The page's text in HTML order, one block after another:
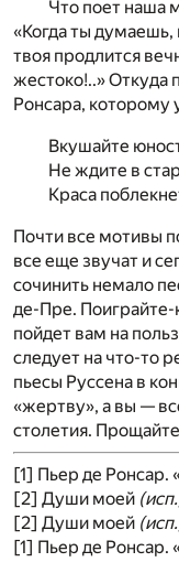
Что поет наша
«Когда ты думаешь,
твоя продлится
жестоко!..» Откуда
Ронсара, которому
Вкушайте
Не ждите в
Краса
Почти все мотивы
все еще звучат и
сочинить немало
де-Пре. Поиграйте-
пойдет вам на
следует на что-то
пьесы Руссена в
«жертву», а вы —
столетия.
[1] Пьер де Ронсар.
[2] Души моей
[2] Души моей
[1] Пьер де Ронсар.